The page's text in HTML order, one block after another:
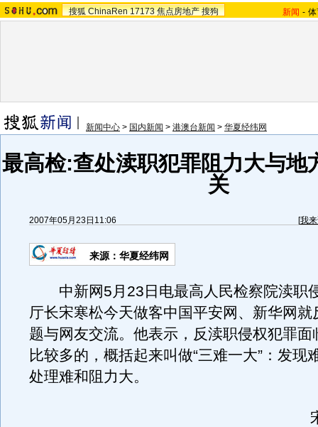
搜狐 ChinaRen 17173 焦点房地产 搜狗 新闻 -
新闻中心 > 国内新闻 > 港澳台新闻 > 华夏经纬网
最高检:查处渎职犯罪阻力大与地
关
2007年05月23日11:06 [我
来源：华夏经纬网
中新网5月23日电最高人民检察院渎职
厅长宋寒松今天做客中国平安网、新华网就
题与网友交流。他表示，反渎职侵权犯罪面
比较多的，概括起来叫做“三难一大”：发现
处理难和阻力大。
宋